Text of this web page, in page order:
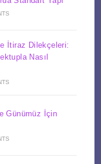
İtiraz Dilekçeleri:
Nasıl
Günümüz İçin